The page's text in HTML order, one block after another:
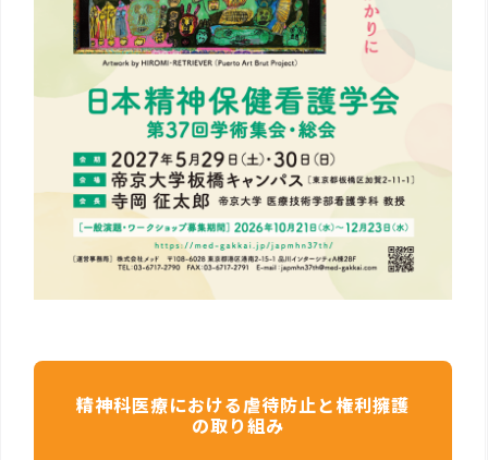
精神科医療における虐待防止と権利擁護
の取り組み